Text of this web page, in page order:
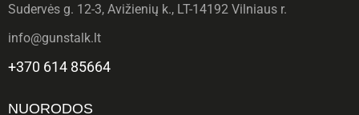
Sudervės g. 12-3, Avižienių k., LT-14192 Vilniaus r.
info@gunstalk.lt
+370 614 85664
NUORODOS